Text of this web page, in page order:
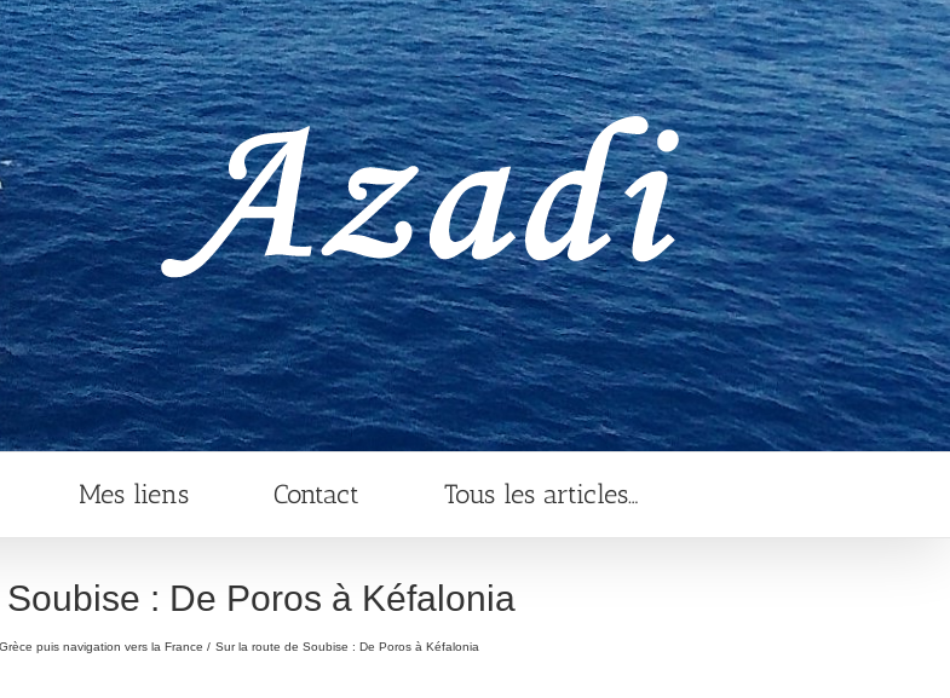
Mes liens Contact Tous les articles…
: De Poros à Kéfalonia
puis navigation vers la France Sur la route de Soubise : De Poros à Kéfalonia